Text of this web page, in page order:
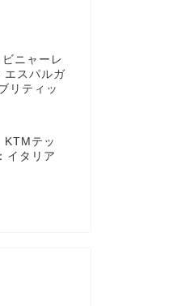
ニャーレ
エスパルガ
リティッ
KTMテッ
イタリア